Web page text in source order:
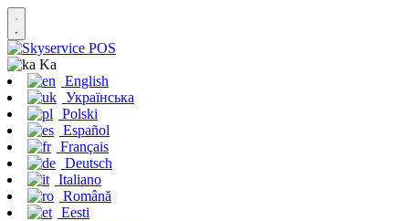
Ka
English
Українська
Polski
Español
Français
Deutsch
Italiano
Română
Eesti